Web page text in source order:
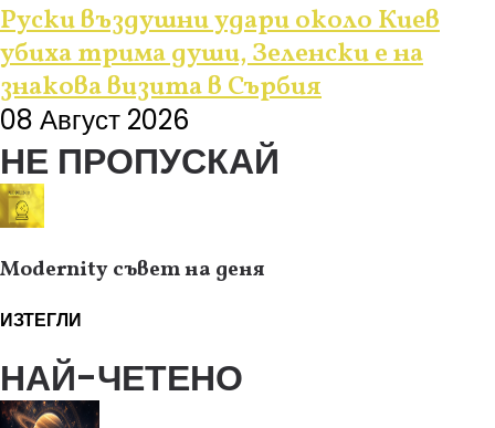
Руски въздушни удари около Киев
убиха трима души, Зеленски е на
знакова визита в Сърбия
08 Август 2026
НЕ ПРОПУСКАЙ
Modernity съвет на деня
ИЗТЕГЛИ
НАЙ-ЧЕТЕНО